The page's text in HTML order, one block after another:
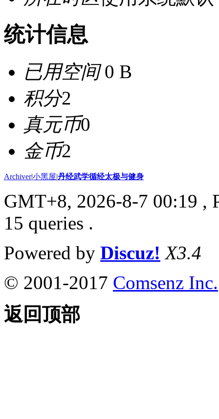
统计信息
已用空间0 B
积分2
真元币0
金币2
Archiver|小黑屋|丹经武学循经太极与健身
GMT+8, 2026-8-7 00:19 ,
15 queries .
Powered by Discuz! X3.4
© 2001-2017 Comsenz Inc.
返回顶部